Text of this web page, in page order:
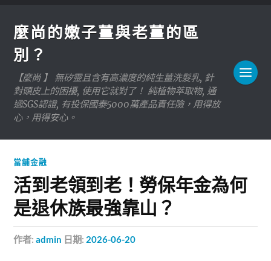
麼尚的嫩子薑與老薑的區
別？
【麼尚 】 無矽靈且含有高濃度的純生薑洗髮乳, 針
對頭皮上的困擾, 使用它就對了！ 純植物萃取物, 通
過SGS認證, 有投保國泰5000萬產品責任險，用得放
心，用得安心。
當舖金融
活到老領到老！勞保年金為何
是退休族最強靠山？
作者:admin 日期: 2026-06-20